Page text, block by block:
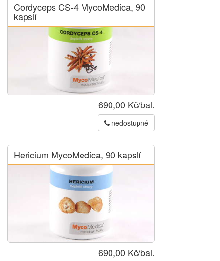
Cordyceps CS-4 MycoMedica, 90
kapslí
690,00 Kč/bal.
nedostupné
Hericium MycoMedica, 90 kapslí
690,00 Kč/bal.